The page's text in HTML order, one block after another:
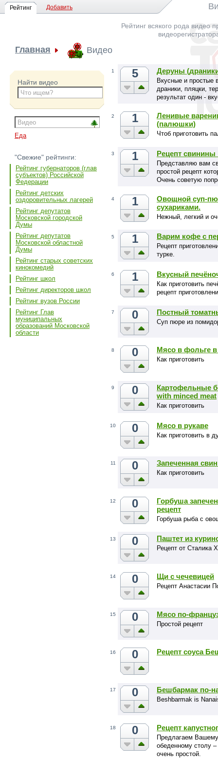
Рейтинг Добавить
Рейтинг всякого рода видео
Главная Видео
Найти видео
Еда
"Свежие" рейтинги:
Рейтинг губернаторов (глав
субъектов) Российской
Федерации
Рейтинг детских
оздоровительных лагерей
Рейтинг депутатов
Московской городской
Думы
Рейтинг депутатов
Московской областной
Думы
Рейтинг старых советских
кинокомедий
Рейтинг школ
Рейтинг директоров школ
Рейтинг вузов России
Рейтинг Глав
муниципальных
образований Московской
области
1 5 Деруны
Вкусные и простые
драники, пляцки,
результат один -
2 1
Ленивые
(палюшки)
Чтоб приготовить
3 1 Рецепт свинины
Представляю вам
простой рецепт
Очень советую
4 1
Овощной суп-
сухариками.
Нежный, легкий и
5 1 Варим кофе с
Рецепт
турке.
6 1 Вкусный
Как приготовить
рецепт
7 0 Постный
Суп пюре из
8 0 Мясо в фольге в
Как приготовить
9 0
Картофельные
with minced meat
Как приготовить
10 0 Мясо в рукаве
Как приготовить в
11 0 Запеченная
Как приготовить
12 0
Горбуша
рецепт
Горбуша рыба с
13 0 Паштет из
Рецепт от Сталика
14 0 Щи с чечевицей
Рецепт Анастасии
15 0 Мясо по-
Простой рецепт
16 0 Рецепт соуса
17 0 Бешбармак по-
Beshbarmak is
18 0 Рецепт
Предлагаем
обеденному столу
очень простой.